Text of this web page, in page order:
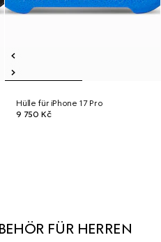
Hülle für iPhone 17 Pro
9 750 Kč
FÜR HERREN